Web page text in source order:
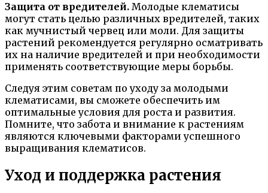
Защита от вредителей. Молодые клематисы
могут стать целью различных вредителей, таких
как мучнистый червец или моли. Для защиты
растений рекомендуется регулярно осматривать
их на наличие вредителей и при необходимости
применять соответствующие меры борьбы.
Следуя этим советам по уходу за молодыми
клематисами, вы сможете обеспечить им
оптимальные условия для роста и развития.
Помните, что забота и внимание к растениям
являются ключевыми факторами успешного
выращивания клематисов.
Уход и поддержка растения